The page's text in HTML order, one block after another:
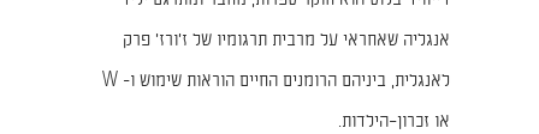
אנגליה שאחראי על מרבית תרגומיו של ז'ורז' פרק
לאנגלית, ביניהם הרומנים החיים הוראות שימוש ו- W
או זכרון–הילדות.